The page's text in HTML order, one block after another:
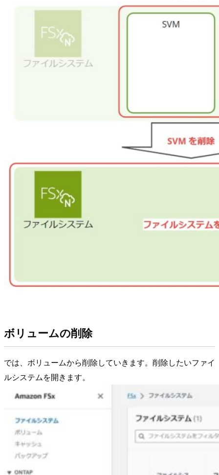
ボリュームの削除
では、ボリュームから削除していきます。削除したいファイ
ルシステムを開きます。